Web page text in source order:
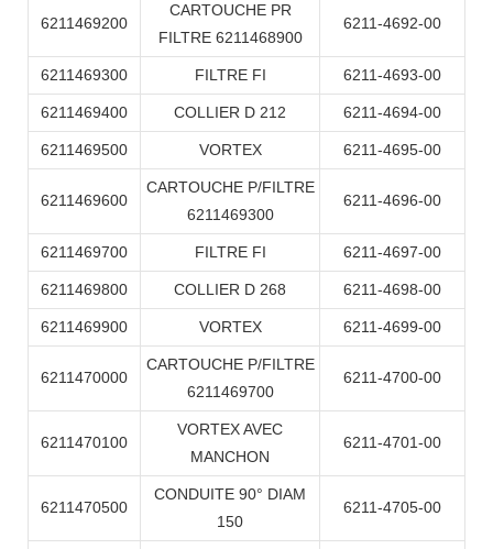
6211469200
CARTOUCHE PR
FILTRE 6211468900
6211-4692-00
6211469300 FILTRE FI 6211-4693-00
6211469400 COLLIER D 212 6211-4694-00
6211469500 VORTEX 6211-4695-00
6211469600
CARTOUCHE P/FILTRE
6211469300
6211-4696-00
6211469700 FILTRE FI 6211-4697-00
6211469800 COLLIER D 268 6211-4698-00
6211469900 VORTEX 6211-4699-00
6211470000
CARTOUCHE P/FILTRE
6211469700
6211-4700-00
6211470100
VORTEX AVEC
MANCHON
6211-4701-00
6211470500
CONDUITE 90° DIAM
150
6211-4705-00